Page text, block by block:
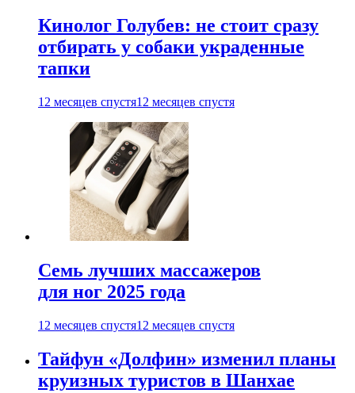
Кинолог Голубев: не стоит сразу
отбирать у собаки украденные
тапки
12 месяцев спустя12 месяцев спустя
Семь лучших массажеров
для ног 2025 года
12 месяцев спустя12 месяцев спустя
Тайфун «Долфин» изменил планы
круизных туристов в Шанхае